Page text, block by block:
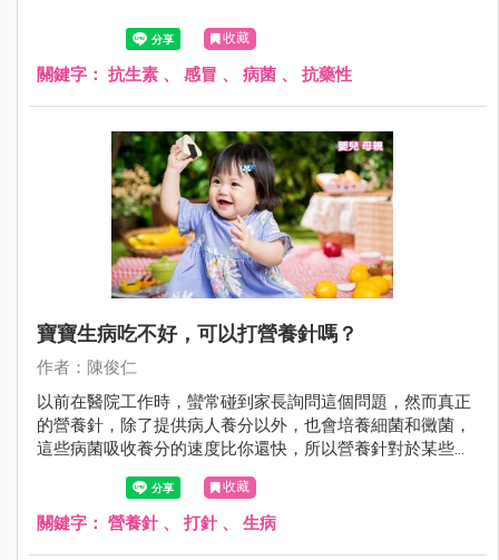
收藏
關鍵字： 抗生素 、 感冒 、 病菌 、 抗藥性
寶寶生病吃不好，可以打營養針嗎？
作者：陳俊仁
以前在醫院工作時，蠻常碰到家長詢問這個問題，然而真正
的營養針，除了提供病人養分以外，也會培養細菌和黴菌，
這些病菌吸收養分的速度比你還快，所以營養針對於某些人
來說並不是補品，很可能反而是「毒藥」。
收藏
關鍵字： 營養針 、 打針 、 生病